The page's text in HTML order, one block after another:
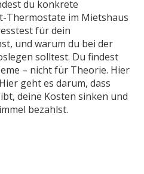
du konkrete
Thermostate im Mietshaus
für dein
und warum du bei der
solltest. Du findest
– nicht für Theorie. Hier
geht es darum, dass
deine Kosten sinken und
bezahlst.